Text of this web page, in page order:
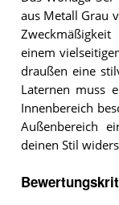
aus Metall Grau
einem
draußen eine
Laternen muss
Innenbereich
Außenbereich
deinen Stil